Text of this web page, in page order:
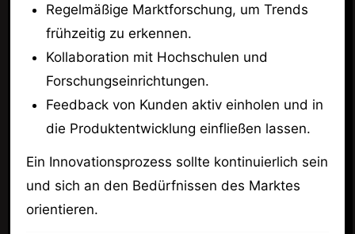
Regelmäßige Marktforschung, um Trends
frühzeitig zu erkennen.
Kollaboration mit Hochschulen und
Forschungseinrichtungen.
Feedback von Kunden aktiv einholen und in
die Produktentwicklung einfließen lassen.
Ein Innovationsprozess sollte kontinuierlich sein
und sich an den Bedürfnissen des Marktes
orientieren.